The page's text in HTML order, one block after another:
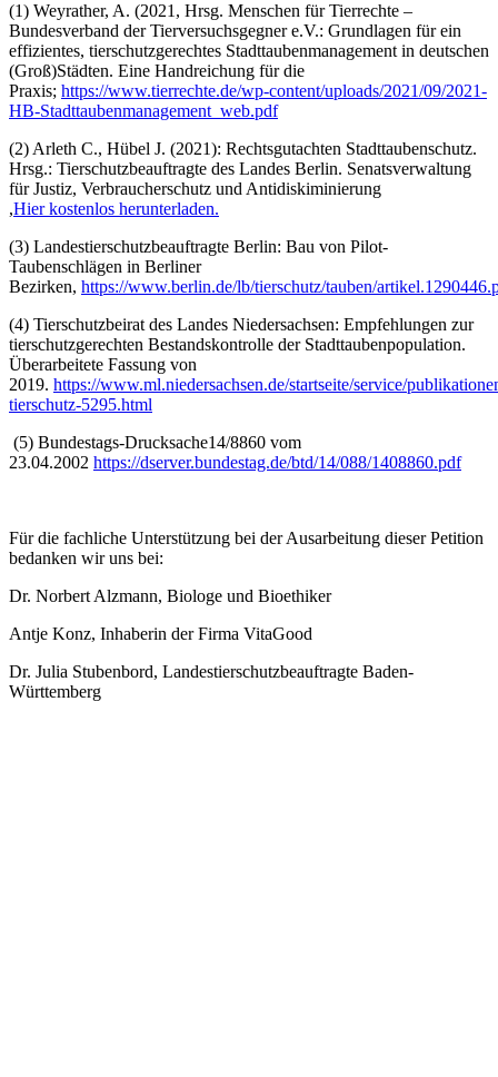
(1) Weyrather, A. (2021, Hrsg. Menschen für Tierrechte –
Bundesverband der Tierversuchsgegner e.V.: Grundlagen für ein
effizientes, tierschutzgerechtes Stadttaubenmanagement in deutschen
(Groß)Städten. Eine Handreichung für die
Praxis; https://www.tierrechte.de/wp-content/uploads/2021/09/2021-
HB-Stadttaubenmanagement_web.pdf
(2) Arleth C., Hübel J. (2021): Rechtsgutachten Stadttaubenschutz.
Hrsg.: Tierschutzbeauftragte des Landes Berlin. Senatsverwaltung
für Justiz, Verbraucherschutz und Antidiskiminierung
,Hier kostenlos herunterladen.
(3) Landestierschutzbeauftragte Berlin: Bau von Pilot-
Taubenschlägen in Berliner
Bezirken, https://www.berlin.de/lb/tierschutz/tauben/
(4) Tierschutzbeirat des Landes Niedersachsen: Empfehlungen zur
tierschutzgerechten Bestandskontrolle der Stadttaubenpopulation.
Überarbeitete Fassung von
2019. https://www.ml.niedersachsen.de/startseite/service/
tierschutz-5295.html
(5) Bundestags-Drucksache14/8860 vom
23.04.2002 https://dserver.bundestag.de/btd/14/088/1408860.pdf
Für die fachliche Unterstützung bei der Ausarbeitung dieser Petition
bedanken wir uns bei:
Dr. Norbert Alzmann, Biologe und Bioethiker
Antje Konz, Inhaberin der Firma VitaGood
Dr. Julia Stubenbord, Landestierschutzbeauftragte Baden-
Württemberg